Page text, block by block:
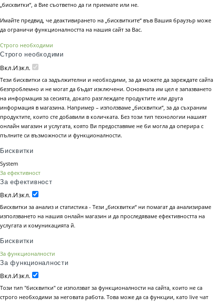
„бисквитки“, а Вие съответно да ги приемате или не.
Имайте предвид, че деактивирането на „бисквитките“ във Вашия браузър може
да ограничи функционалността на нашия сайт за Вас.
Строго необходими
Строго необходими
Вкл.Изкл.
Тези бисквитки са задължителни и необходими, за да можете да зареждате сайта
безпроблемно и не могат да бъдат изключени. Основната им цел е запазването
на информация за сесията, докато разглеждате продуктите или друга
информация в магазина. Например – използваме „бисквитки“, за да съхраним
продуктите, които сте добавили в количката. Без този тип технологии нашият
онлайн магазин и услугата, която Ви предоставяме не би могла да оперира с
пълните си възможности и функционалности.
Бисквитки
System
За ефективност
За ефективност
Вкл.Изкл.
Бисквитки за анализ и статистика - Тези „бисквитки“ ни помагат да анализираме
използването на нашия онлайн магазин и да проследяваме ефективността на
услугата и комуникацията й.
Бисквитки
За функционалности
За функционалности
Вкл.Изкл.
Този тип "бисквитки" се използват за функционалности на сайта, които не са
строго необходими за неговата работа. Това може да са функции, като live чат